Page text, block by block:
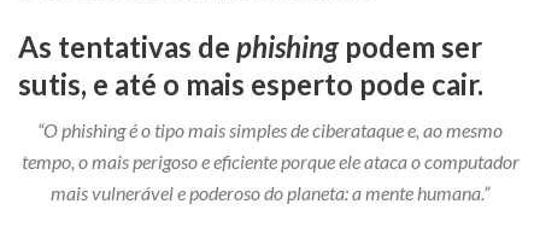
As tentativas de phishing podem ser
sutis, e até o mais esperto pode cair.
“O phishing é o tipo mais simples de ciberataque e, ao mesmo
tempo, o mais perigoso e eficiente porque ele ataca o computador
mais vulnerável e poderoso do planeta: a mente humana.”